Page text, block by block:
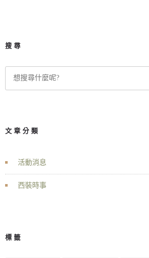
搜尋
文章分類
活動消息
西裝時事
標籤